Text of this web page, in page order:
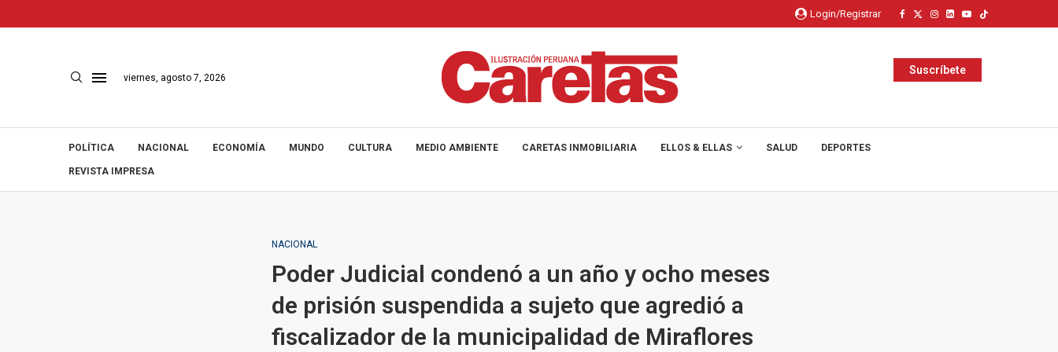
Login/Registrar
viernes, agosto 7, 2026
Suscríbete
POLÍTICA NACIONAL ECONOMÍA MUNDO CULTURA MEDIO AMBIENTE CARETAS INMOBILIARIA ELLOS & ELLAS SALUD DEPORTES
REVISTA IMPRESA
NACIONAL
Poder Judicial condenó a un año y ocho meses
de prisión suspendida a sujeto que agredió a
fiscalizador de la municipalidad de Miraflores